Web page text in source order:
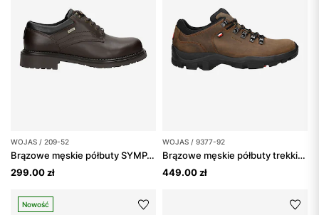
WOJAS / 209-52
Brązowe męskie półbuty SYMPATEX
299.00 zł
WOJAS / 9377-92
Brązowe męskie półbuty trekkingowe
449.00 zł
Nowość